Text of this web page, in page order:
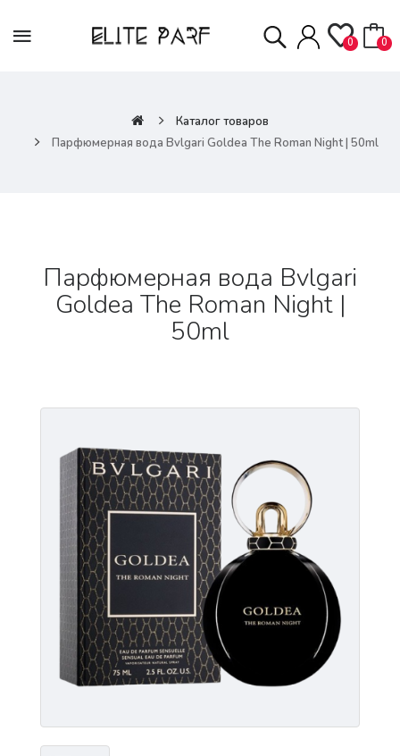
0 0
Каталог товаров
Парфюмерная вода Bvlgari Goldea The Roman Night | 50ml
Парфюмерная вода Bvlgari
Goldea The Roman Night |
50ml